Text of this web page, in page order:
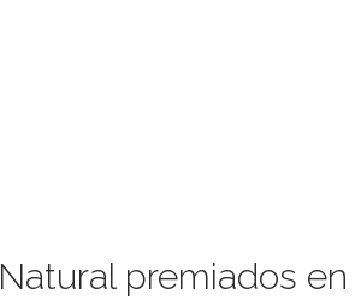
premiados en